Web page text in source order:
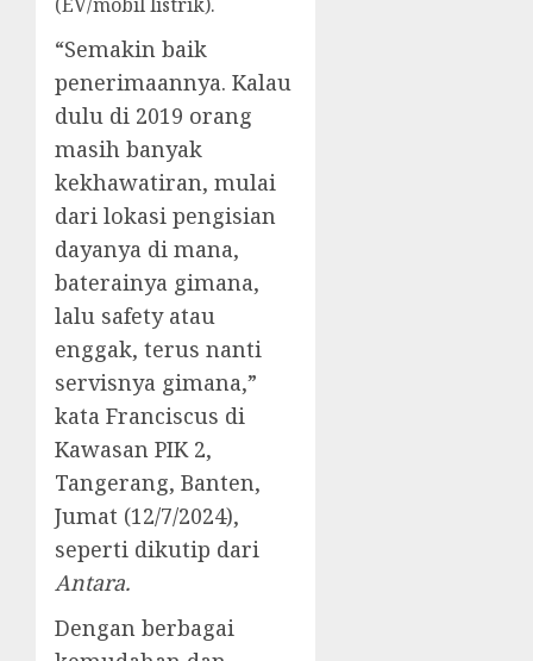
“Semakin baik
penerimaannya. Kalau
dulu di 2019 orang
masih banyak
kekhawatiran, mulai
dari lokasi pengisian
dayanya di mana,
baterainya gimana,
lalu safety atau
enggak, terus nanti
servisnya gimana,”
kata Franciscus di
Kawasan PIK 2,
Tangerang, Banten,
Jumat (12/7/2024),
seperti dikutip dari
Antara.
Dengan berbagai